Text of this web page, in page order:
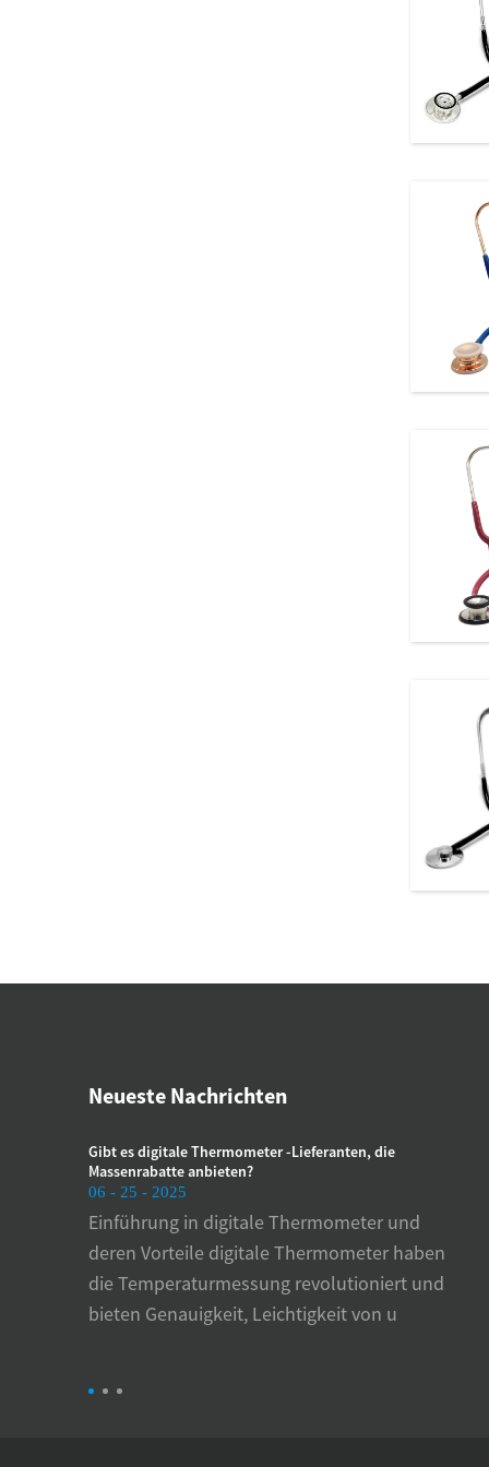
Neueste Nachrichten
Gibt es digitale Thermometer -Lieferanten, die
Massenrabatte anbieten?
06 - 25 - 2025
Einführung in digitale Thermometer und
deren Vorteile digitale Thermometer haben
die Temperaturmessung revolutioniert und
bieten Genauigkeit, Leichtigkeit von u